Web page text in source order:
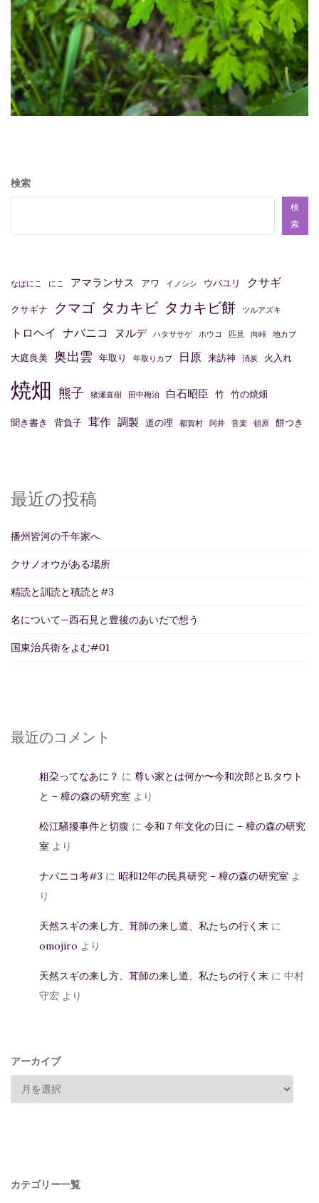
検索
検
索
なばにこ にこ アマランサス アワ イノシシ ウバユリ クサギ
クサギナ クマゴ タカキビ タカキビ餅 ツルアズキ
トロヘイ ナバニコ ヌルデ ハタササゲ ホウコ 匹見 向峠 地カブ
大庭良美 奥出雲 年取り 年取りカブ 日原 来訪神 消炭 火入れ
焼畑 熊子 猪瀬直樹 田中梅治 白石昭臣 竹 竹の焼畑
聞き書き 背負子 茸作 調製 道の理 都賀村 阿井 音楽 頓原 餅つき
最近の投稿
播州皆河の千年家へ
クサノオウがある場所
精読と訓読と積読と#3
名について—西石見と豊後のあいだで想う
国東治兵衛をよむ#01
最近のコメント
粗朶ってなあに？ に 尊い家とは何か〜今和次郎とB.タウト
と – 樟の森の研究室 より
松江騒擾事件と切腹 に 令和７年文化の日に – 樟の森の研究
室 より
ナバニコ考#3 に 昭和12年の民具研究 – 樟の森の研究室 よ
り
天然スギの来し方、茸師の来し道、私たちの行く末 に
omojiro より
天然スギの来し方、茸師の来し道、私たちの行く末 に 中村
守宏 より
アーカイブ
カテゴリー一覧